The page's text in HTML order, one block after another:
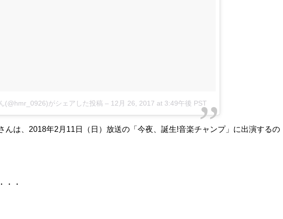
(@hmr_0926)がシェアした投稿 – 12月 26, 2017 at 3:49午後 PST
んは、2018年2月11日（日）放送の「今夜、誕生!音楽チャンプ」に出演するの
・・